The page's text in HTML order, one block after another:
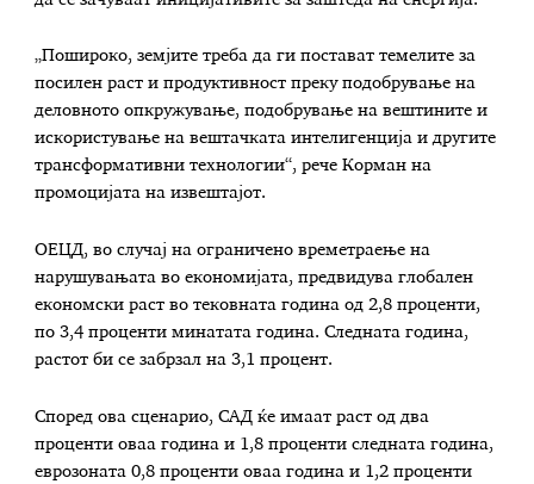
„Пошироко, земјите треба да ги постават темелите за
посилен раст и продуктивност преку подобрување на
деловното опкружување, подобрување на вештините и
искористување на вештачката интелигенција и другите
трансформативни технологии“, рече Корман на
промоцијата на извештајот.
ОЕЦД, во случај на ограничено времетраење на
нарушувањата во економијата, предвидува глобален
економски раст во тековната година од 2,8 проценти,
по 3,4 проценти минатата година. Следната година,
растот би се забрзал на 3,1 процент.
Според ова сценарио, САД ќе имаат раст од два
проценти оваа година и 1,8 проценти следната година,
еврозоната 0,8 проценти оваа година и 1,2 проценти